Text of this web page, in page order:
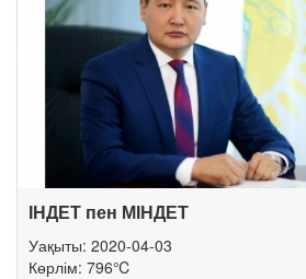
ІНДЕТ пен МІНДЕТ
Уақыты: 2020-04-03
Көрлім: 796℃